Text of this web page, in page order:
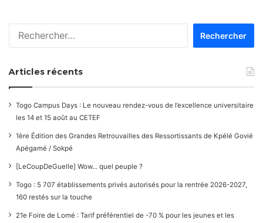
Articles récents
Togo Campus Days : Le nouveau rendez-vous de l’excellence universitaire
les 14 et 15 août au CETEF
1ère Édition des Grandes Retrouvailles des Ressortissants de Kpélé Govié
Apégamé / Sokpé
[LeCoupDeGuelle] Wow… quel peuple ?
Togo : 5 707 établissements privés autorisés pour la rentrée 2026-2027,
160 restés sur la touche
21e Foire de Lomé : Tarif préférentiel de -70 % pour les jeunes et les